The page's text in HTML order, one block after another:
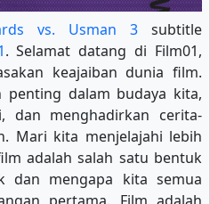
vs. Usman 3 subtitle
. Selamat datang di Film01,
keajaiban dunia film.
penting dalam budaya kita,
dan menghadirkan cerita-
Mari kita menjelajahi lebih
adalah salah satu bentuk
dan mengapa kita semua